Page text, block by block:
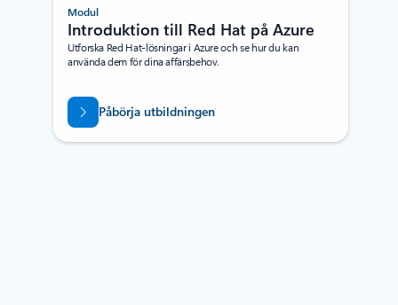
Modul
Introduktion till Red Hat på Azure
Utforska Red Hat-lösningar i Azure och se hur du kan
använda dem för dina affärsbehov.
Påbörja utbildningen